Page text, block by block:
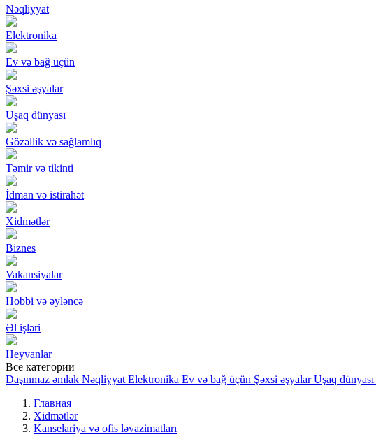
Nəqliyyat
Elektronika
Ev və bağ üçün
Şəxsi əşyalar
Uşaq dünyası
Gözəllik və sağlamlıq
Təmir və tikinti
İdman və istirahət
Xidmətlər
Biznes
Vakansiyalar
Hobbi və əyləncə
Əl işləri
Heyvanlar
Все категории
Daşınmaz əmlak Nəqliyyat Elektronika Ev və bağ üçün Şəxsi əşyalar Uşaq dünyası
Главная
Xidmətlər
Kanselariya və ofis ləvazimatları